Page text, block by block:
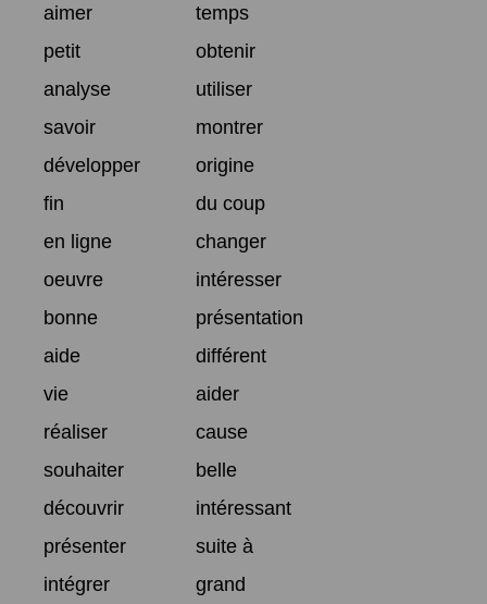
aimer
temps
petit
obtenir
analyse
utiliser
savoir
montrer
développer
origine
fin
du coup
en ligne
changer
oeuvre
intéresser
bonne
présentation
aide
différent
vie
aider
réaliser
cause
souhaiter
belle
découvrir
intéressant
présenter
suite à
intégrer
grand